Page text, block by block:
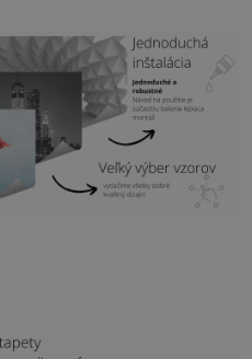
kancelária, chodba a